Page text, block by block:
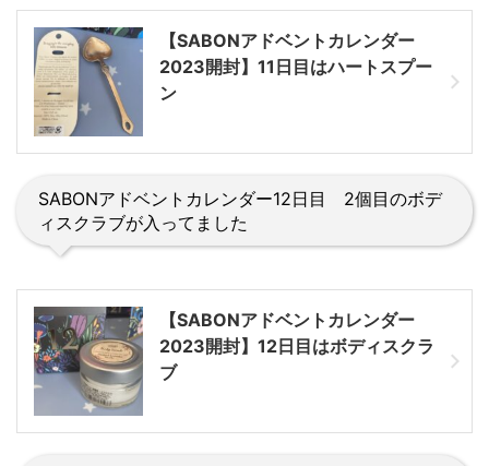
【SABONアドベントカレンダー
2023開封】11日目はハートスプー
ン
SABONアドベントカレンダー12日目 2個目のボデ
ィスクラブが入ってました
【SABONアドベントカレンダー
2023開封】12日目はボディスクラ
ブ